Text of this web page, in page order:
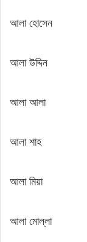
আলা হোসেন
আলা উদ্দিন
আলা আলা
আলা শাহ
আলা মিয়া
আলা মোল্লা